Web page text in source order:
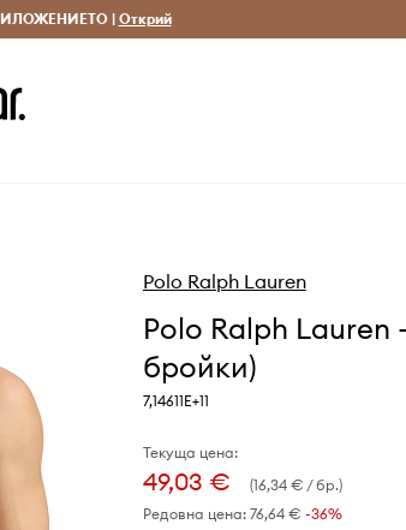
Доставка 1-5 дни
|Открий
Polo Ralph Lauren
Polo Ralph Lauren
бройки)
7,14611E+11
Текуща цена:
49,03 €
(16,34 € / бр.)
Редовна цена: 76,64 € -36%